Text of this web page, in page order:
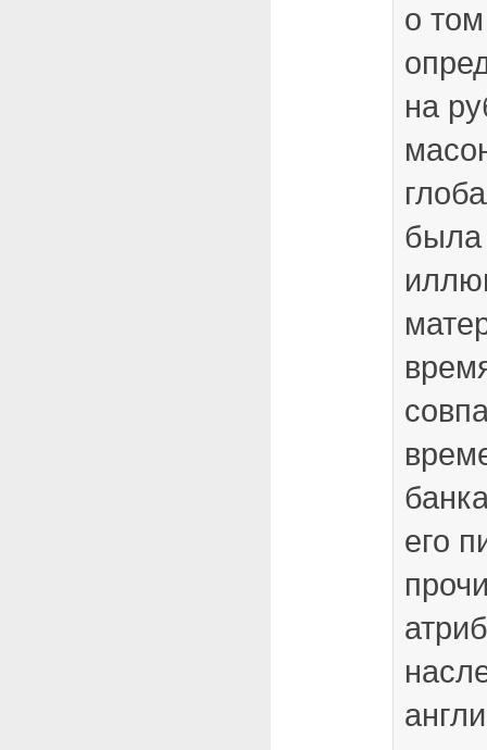
о
на
была
его